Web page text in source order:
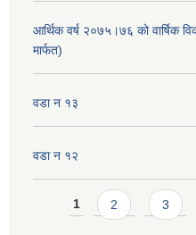
आर्थिक वर्ष २०७५।७६ को वार्षिक
मार्फत)
वडा न १३
वडा न १२
Pages
1 2 3